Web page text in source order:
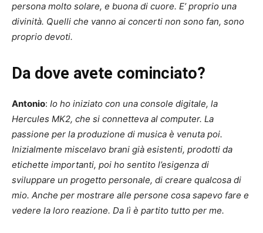
persona molto solare, e buona di cuore. E’ proprio una
divinità. Quelli che vanno ai concerti non sono fan, sono
proprio devoti.
Da dove avete cominciato?
Antonio: Io ho iniziato con una console digitale, la
Hercules MK2, che si connetteva al computer. La
passione per la produzione di musica è venuta poi.
Inizialmente miscelavo brani già esistenti, prodotti da
etichette importanti, poi ho sentito l’esigenza di
sviluppare un progetto personale, di creare qualcosa di
mio. Anche per mostrare alle persone cosa sapevo fare e
vedere la loro reazione. Da lì è partito tutto per me.